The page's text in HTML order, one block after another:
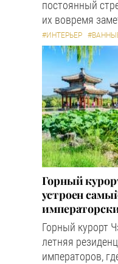
постоянный
их вовремя
#ИНТЕРЬЕР
Горный
устроен
Горный курорт
летняя
императоров,